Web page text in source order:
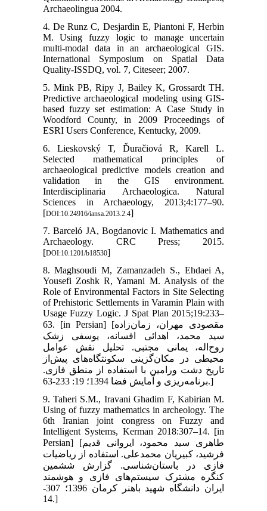
Archaeolingua 2004.
4. De Runz C, Desjardin E, Piantoni F, Herbin
M. Using fuzzy logic to manage uncertain
multi-modal data in an archaeological GIS.
International Symposium on Spatial Data
Quality-ISSDQ, vol. 7, Citeseer; 2007.
5. Mink PB, Ripy J, Bailey K, Grossardt TH.
Predictive archaeological modeling using GIS-
based fuzzy set estimation: A Case Study in
Woodford County, in 2009 Proceedings of
ESRI Users Conference, Kentucky, 2009.
6. Lieskovský T, Ďuračiová R, Karell L.
Selected mathematical principles of
archaeological predictive models creation and
validation in the GIS environment.
Interdisciplinaria Archaeologica. Natural
Sciences in Archaeology, 2013;4:177–90.
[DOI:10.24916/iansa.2013.2.4]
7. Barceló JA, Bogdanovic I. Mathematics and
Archaeology. CRC Press; 2015.
[DOI:10.1201/b18530]
8. Maghsoudi M, Zamanzadeh S., Ehdaei A,
Yousefi Zoshk R, Yamani M. Analysis of the
Role of Environmental Factors in Site Selecting
of Prehistoric Settlements in Varamin Plain with
Usage Fuzzy Logic. J Spat Plan 2015;19:233–
63. [in Persian] [مقصودی مهران، زمان‌زاده
سید محمد، اهدائی افسانه، یوسفی زشک
روح‌اله، یمانی مجتبی. تحلیل نقش عوامل
محیطی در مکان‌گزینی سکونتگاه‌های پیش‌از
تاریخ دشت ورامین با استفاده از منطق فازی.
برنامه‌ریزی و آمایش فضا 1394؛ 19: 233-63.]
9. Taheri S.M., Iravani Ghadim F, Kabirian M.
Using of fuzzy mathematics in archeology. The
6th Iranian joint congress on Fuzzy and
Intelligent Systems, Kerman 2018:307–14. [in
Persian] [طاهری سید محمود، ایروانی قدیم
فرشید، کبیریان محمدعلی. استفاده از ریاضیات
فازی در باستان‌شناسی. گزارش ششمین
کنگره مشترک سیستم‌های فازی و هوشمند
ایران دانشگاه شهید باهنر کرمان 1396؛ 307-
14.]